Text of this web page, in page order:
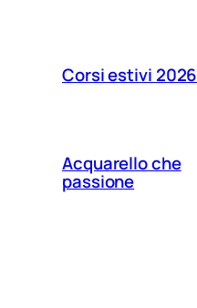
Corsi estivi 2026
Acquarello che
passione